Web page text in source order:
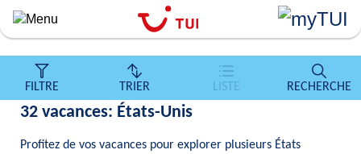
Aller
contenu
principal
FILTRE TRIER LISTE RECHERCHE
32 vacances: États-Unis
Profitez de vos vacances pour explorer plusieurs États